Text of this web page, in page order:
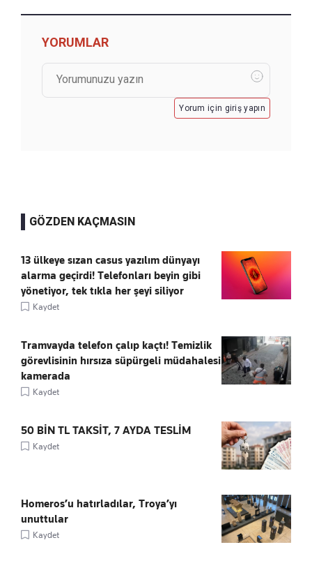
YORUMLAR
Yorum için giriş yapın
GÖZDEN KAÇMASIN
13 ülkeye sızan casus yazılım dünyayı
alarma geçirdi! Telefonları beyin gibi
yönetiyor, tek tıkla her şeyi siliyor
Kaydet
Tramvayda telefon çalıp kaçtı! Temizlik
görevlisinin hırsıza süpürgeli müdahalesi
kamerada
Kaydet
50 BİN TL TAKSİT, 7 AYDA TESLİM
Kaydet
Homeros’u hatırladılar, Troya’yı
unuttular
Kaydet